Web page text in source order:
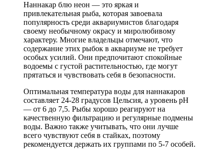
Наннакар блю неон — это яркая и
привлекательная рыба, которая завоевала
популярность среди аквариумистов благодаря
своему необычному окрасу и миролюбивому
характеру. Многие владельцы отмечают, что
содержание этих рыбок в аквариуме не требует
особых усилий. Они предпочитают спокойные
водоемы с густой растительностью, где могут
прятаться и чувствовать себя в безопасности.
Оптимальная температура воды для наннакаров
составляет 24-28 градусов Цельсия, а уровень pH
— от 6 до 7,5. Рыбы хорошо реагируют на
качественную фильтрацию и регулярные подмены
воды. Важно также учитывать, что они лучше
всего чувствуют себя в стайках, поэтому
рекомендуется держать их группами по 5-7 особей.